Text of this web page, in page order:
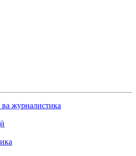
журналистика